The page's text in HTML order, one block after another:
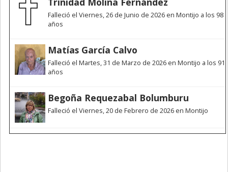
Falleció el Viernes, 26 de Junio de 2026 en Montijo a los 98
años
Matías García Calvo
Falleció el Martes, 31 de Marzo de 2026 en Montijo a los 91
años
Begoña Requezabal Bolumburu
Falleció el Viernes, 20 de Febrero de 2026 en Montijo